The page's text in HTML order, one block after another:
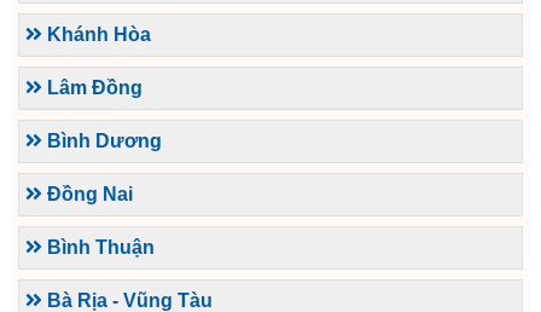
Khánh Hòa
Lâm Đồng
Bình Dương
Đồng Nai
Bình Thuận
Bà Rịa - Vũng Tàu